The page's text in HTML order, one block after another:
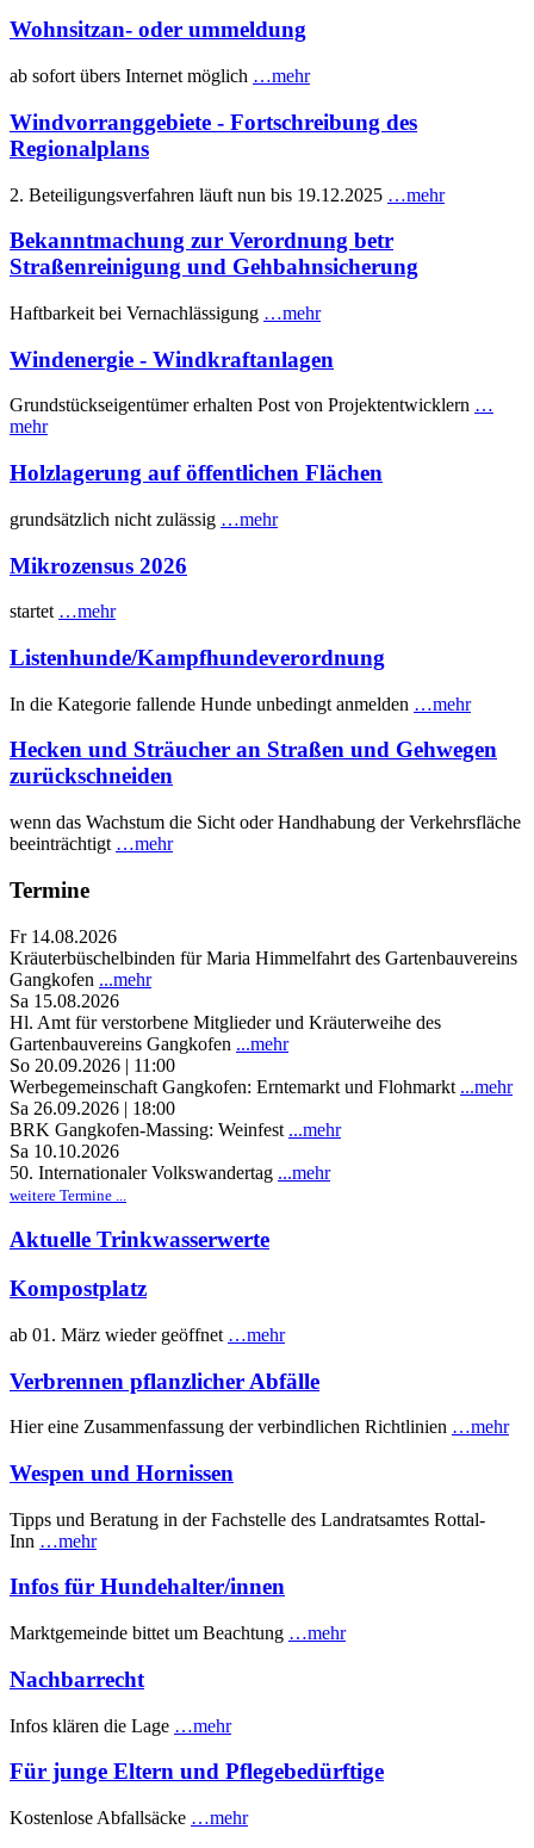
Wohnsitzan- oder ummeldung
ab sofort übers Internet möglich …mehr
Windvorranggebiete - Fortschreibung des
Regionalplans
2. Beteiligungsverfahren läuft nun bis 19.12.2025 …mehr
Bekanntmachung zur Verordnung betr
Straßenreinigung und Gehbahnsicherung
Haftbarkeit bei Vernachlässigung …mehr
Windenergie - Windkraftanlagen
Grundstückseigentümer erhalten Post von Projektentwicklern …
mehr
Holzlagerung auf öffentlichen Flächen
grundsätzlich nicht zulässig …mehr
Mikrozensus 2026
startet …mehr
Listenhunde/Kampfhundeverordnung
In die Kategorie fallende Hunde unbedingt anmelden …mehr
Hecken und Sträucher an Straßen und Gehwegen
zurückschneiden
wenn das Wachstum die Sicht oder Handhabung der Verkehrsfläche
beeinträchtigt …mehr
Termine
Fr 14.08.2026
Kräuterbüschelbinden für Maria Himmelfahrt des Gartenbauvereins
Gangkofen ...mehr
Sa 15.08.2026
Hl. Amt für verstorbene Mitglieder und Kräuterweihe des
Gartenbauvereins Gangkofen ...mehr
So 20.09.2026 | 11:00
Werbegemeinschaft Gangkofen: Erntemarkt und Flohmarkt ...mehr
Sa 26.09.2026 | 18:00
BRK Gangkofen-Massing: Weinfest ...mehr
Sa 10.10.2026
50. Internationaler Volkswandertag ...mehr
weitere Termine ...
Aktuelle Trinkwasserwerte
Kompostplatz
ab 01. März wieder geöffnet …mehr
Verbrennen pflanzlicher Abfälle
Hier eine Zusammenfassung der verbindlichen Richtlinien …mehr
Wespen und Hornissen
Tipps und Beratung in der Fachstelle des Landratsamtes Rottal-
Inn …mehr
Infos für Hundehalter/innen
Marktgemeinde bittet um Beachtung …mehr
Nachbarrecht
Infos klären die Lage …mehr
Für junge Eltern und Pflegebedürftige
Kostenlose Abfallsäcke …mehr